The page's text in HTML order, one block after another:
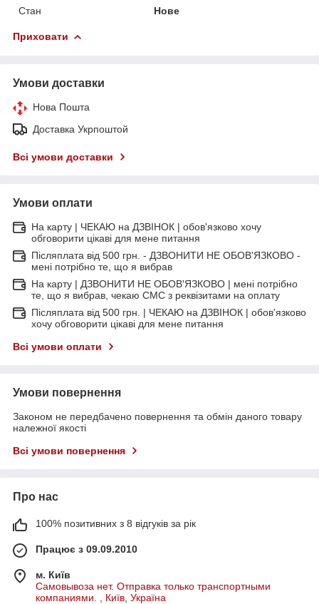
Стан
Нове
Приховати
Умови доставки
Нова Пошта
Доставка Укрпоштой
Всі умови доставки
Умови оплати
На карту | ЧЕКАЮ на ДЗВІНОК | обов'язково хочу
обговорити цікаві для мене питання
Післяплата від 500 грн. - ДЗВОНИТИ НЕ ОБОВ'ЯЗКОВО -
мені потрібно те, що я вибрав
На карту | ДЗВОНИТИ НЕ ОБОВ'ЯЗКОВО | мені потрібно
те, що я вибрав, чекаю СМС з реквізитами на оплату
Післяплата від 500 грн. | ЧЕКАЮ на ДЗВІНОК | обов'язково
хочу обговорити цікаві для мене питання
Всі умови оплати
Умови повернення
Законом не передбачено повернення та обмін даного товару
належної якості
Всі умови повернення
Про нас
100% позитивних з 8 відгуків за рік
Працює з 09.09.2010
м. Київ
Самовывоза нет. Отправка только транспортными
компаниями. , Київ, Україна